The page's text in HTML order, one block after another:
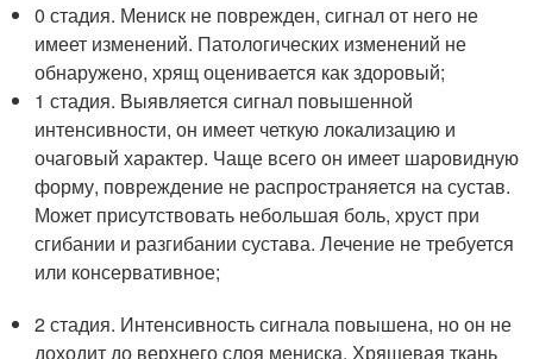
0 стадия. Мениск не поврежден, сигнал от него не
имеет изменений. Патологических изменений не
обнаружено, хрящ оценивается как здоровый;
1 стадия. Выявляется сигнал повышенной
интенсивности, он имеет четкую локализацию и
очаговый характер. Чаще всего он имеет шаровидную
форму, повреждение не распространяется на сустав.
Может присутствовать небольшая боль, хруст при
сгибании и разгибании сустава. Лечение не требуется
или консервативное;
2 стадия. Интенсивность сигнала повышена, но он не
доходит до верхнего слоя мениска. Хрящевая ткань